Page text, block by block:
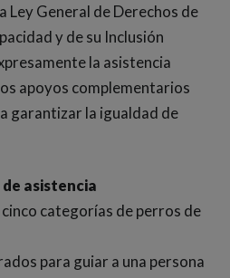
Ley General de Derechos de
y de su Inclusión
la asistencia
apoyos complementarios
garantizar la igualdad de
asistencia
cinco categorías de perros de
para guiar a una persona